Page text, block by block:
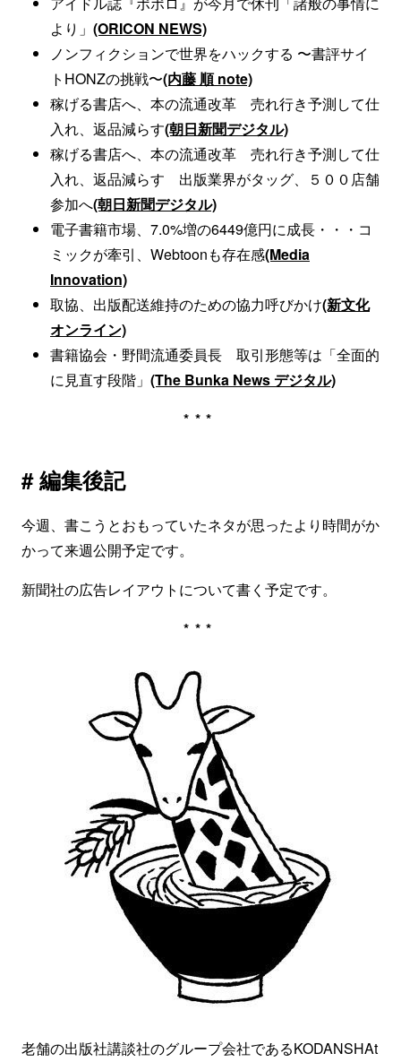
より」 (ORICON NEWS)
ノンフィクションで世界をハックする 〜書評サイ
トHONZの挑戦〜(内藤 順 note)
稼げる書店へ、本の流通改革 売れ行き予測して仕
入れ、返品減らす(朝日新聞デジタル)
稼げる書店へ、本の流通改革 売れ行き予測して仕
入れ、返品減らす 出版業界がタッグ、５００店舗
参加へ(朝日新聞デジタル)
電子書籍市場、7.0%増の6449億円に成長・・・コ
ミックが牽引、Webtoonも存在感(Media
Innovation)
取協、出版配送維持のための協力呼びかけ(新文化
オンライン)
書籍協会・野間流通委員長 取引形態等は「全面的
に見直す段階」 (The Bunka News デジタル)
***
# 編集後記
今週、書こうとおもっていたネタが思ったより時間がか
かって来週公開予定です。
新聞社の広告レイアウトについて書く予定です。
***
老舗の出版社講談社のグループ会社であるKODANSHAt